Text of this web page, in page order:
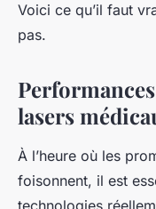
Voici ce qu’il faut
pas.
lasers
À l’heure où les
foisonnent, il est